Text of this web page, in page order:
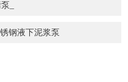
_
钢液下泥浆泵